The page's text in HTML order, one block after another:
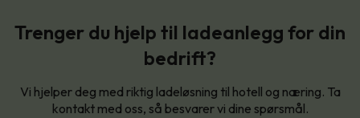
Trenger du hjelp til ladeanlegg for din
bedrift?
Vi hjelper deg med riktig ladeløsning til hotell og næring. Ta
kontakt med oss, så besvarer vi dine spørsmål.